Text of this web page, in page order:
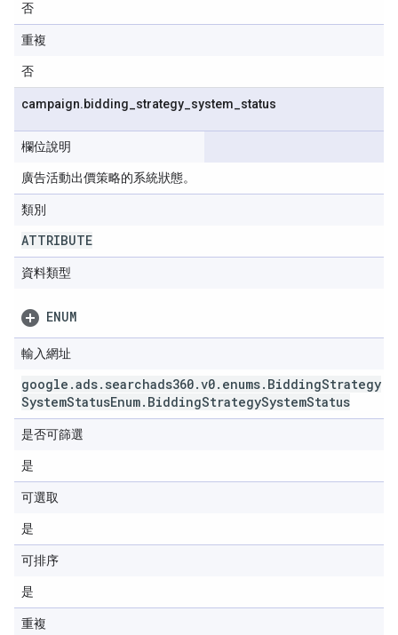
否
重複
否
campaign.bidding strategy system status
欄位說明
廣告活動出價策略的系統狀態。
類別
ATTRIBUTE
資料類型
ENUM
輸入網址
google .ads. searchads360.v0. enums. BiddingStrategy
SystemStatusEnum. BiddingStrategySystemStatus
是否可篩選
是
可選取
是
可排序
是
重複